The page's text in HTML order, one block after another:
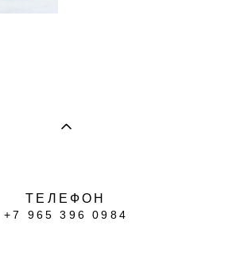
ТЕЛЕФОН
+7 965 396 0984